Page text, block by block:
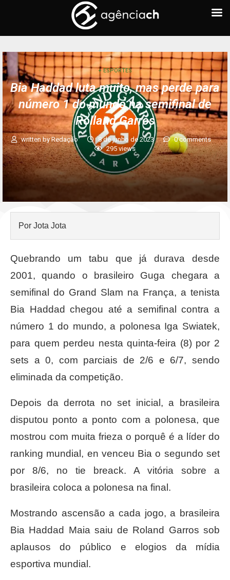
+ ESPORTES
Bia Haddad luta muito, mas perde para
número 1 do mundo na semifinal de
Rolland Garros
written byRedação 8 de junho de 2023
0 comments
295 views
Por Jota Jota
Quebrando um tabu que já durava desde
2001, quando o brasileiro Guga chegara a
semifinal do Grand Slam na França, a tenista
Bia Haddad chegou até a semifinal contra a
número 1 do mundo, a polonesa Iga Swiatek,
para quem perdeu nesta quinta-feira (8) por 2
sets a 0, com parciais de 2/6 e 6/7, sendo
eliminada da competição.
Depois da derrota no set inicial, a brasileira
disputou ponto a ponto com a polonesa, que
mostrou com muita frieza o porquê é a líder do
ranking mundial, en venceu Bia o segundo set
por 8/6, no tie breack. A vitória sobre a
brasileira coloca a polonesa na final.
Mostrando ascensão a cada jogo, a brasileira
Bia Haddad Maia saiu de Roland Garros sob
aplausos do público e elogios da mídia
esportiva mundial.